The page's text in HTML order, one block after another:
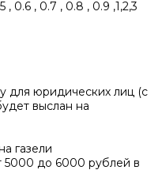
0.6 , 0.7 , 0.8 , 0.9 ,1,2,3
для юридических лиц (с
выслан на
газели
5000 до 6000 рублей в